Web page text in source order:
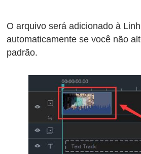
O arquivo será adicionado à
automaticamente se você não
padrão.